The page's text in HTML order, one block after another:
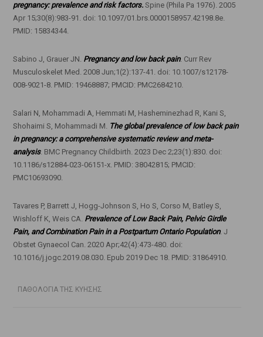
pregnancy: prevalence and risk factors. Spine (Phila Pa 1976). 2005
Apr 15;30(8):983-91. doi: 10.1097/01.brs.0000158957.42198.8e.
PMID: 15834344.
Sabino J, Grauer JN. Pregnancy and low back pain. Curr Rev
Musculoskelet Med. 2008 Jun;1(2):137-41. doi: 10.1007/s12178-
008-9021-8. PMID: 19468887; PMCID: PMC2684210.
Salari N, Mohammadi A, Hemmati M, Hasheminezhad R, Kani S,
Shohaimi S, Mohammadi M. The global prevalence of low back pain
in pregnancy: a comprehensive systematic review and meta-
analysis. BMC Pregnancy Childbirth. 2023 Dec 2;23(1):830. doi:
10.1186/s12884-023-06151-x. PMID: 38042815; PMCID:
PMC10693090.
Tavares P, Barrett J, Hogg-Johnson S, Ho S, Corso M, Batley S,
Wishloff K, Weis CA. Prevalence of Low Back Pain, Pelvic Girdle
Pain, and Combination Pain in a Postpartum Ontario Population. J
Obstet Gynaecol Can. 2020 Apr;42(4):473-480. doi:
10.1016/j.jogc.2019.08.030. Epub 2019 Dec 18. PMID: 31864910.
ΠΑΘΟΛΟΓΙΑ ΤΗΣ ΚΥΗΣΗΣ